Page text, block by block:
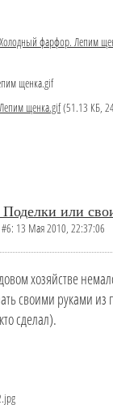
Холодный фарфор. Лепим
Лепим щенка.gif(51.13 КБ,
Поделки или
#6: 13 Мая 2010, 22:37:06
хозяйстве
своими руками из
сделал).